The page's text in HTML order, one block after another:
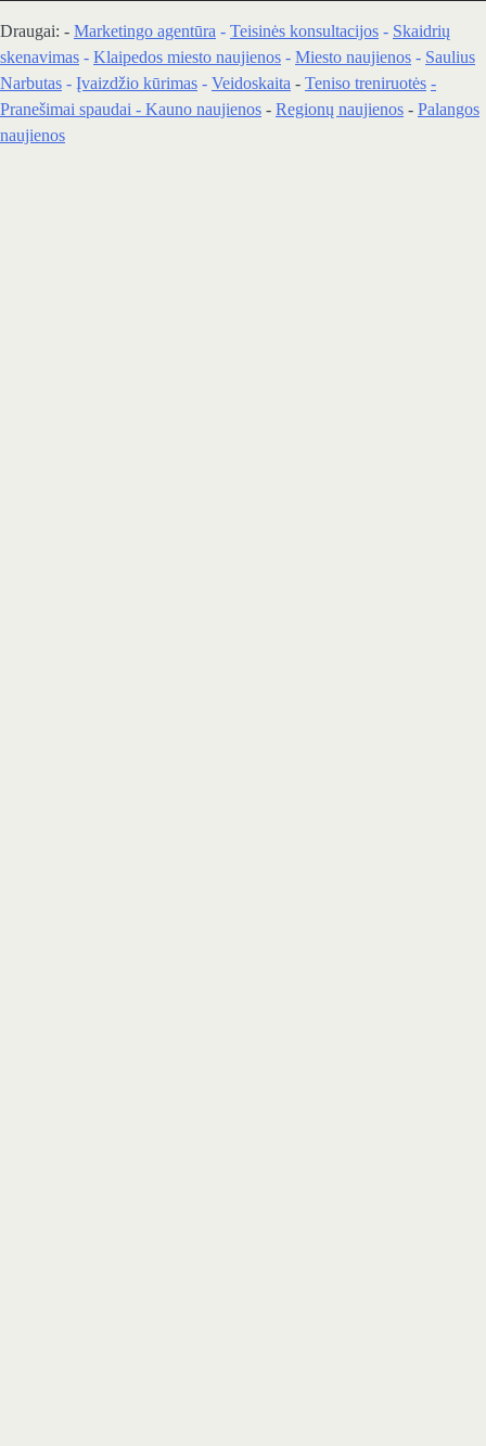
Draugai: - Marketingo agentūra - Teisinės konsultacijos - Skaidrių
skenavimas - Klaipedos miesto naujienos - Miesto naujienos - Saulius
Narbutas - Įvaizdžio kūrimas - Veidoskaita - Teniso treniruotės -
Pranešimai spaudai - Kauno naujienos - Regionų naujienos - Palangos
naujienos